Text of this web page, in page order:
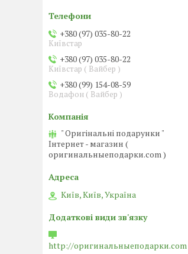
+380 (97) 035-80-22
Київстар
+380 (97) 035-80-22
Київстар ( Вайбер )
+380 (99) 154-08-59
Водафон ( Вайбер )
" Оригінальні подарунки "
Інтернет - магазин (
оригинальныеподарки.com )
Київ, Київ, Україна
http://оригинальныеподарки.com